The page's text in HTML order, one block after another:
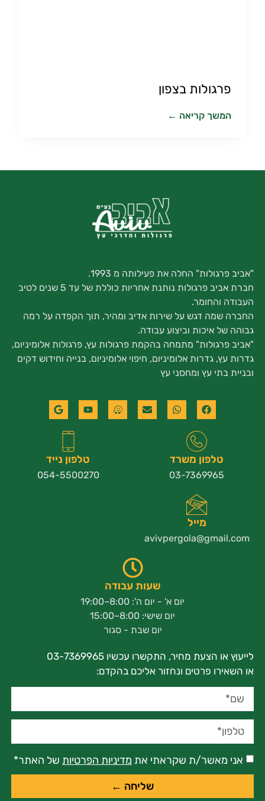
פרגולות בצפון
המשך קריאה ←
"אביב פרגולות" החלה את פעילותה מ 1993.
חברת אביב פרגולות נותנת אחריות כוללת של עד 5 שנים לטיב
העבודה והחומר.
החברה שמה דגש על שירות אדיב ומהיר, תוך הקפדה על רמה
גבוהה של איכות וביצוע עבודה.
"אביב פרגולות" מתמחה בהקמת פרגולות עץ, פרגולות אלומיניום,
גדרות עץ, גדרות אלומיניום, חיפוי אלומיניום, בנייה וחידוש דקים
ובניית בתי עץ ומחסני עץ
טלפון משרד
03-7369965
טלפון נייד
054-5500270
מייל
avivpergola@gmail.com
שעות עבודה
יום א' - יום ה': 8:00–19:00
יום שישי: 8:00–15:00
יום שבת - סגור
לייעוץ או הצעת מחיר, התקשרו עכשיו 03-7369965
או השאירו פרטים ונחזור אליכם בהקדם:
אני מאשר/ת שקראתי את מדיניות הפרטיות של האתר*
שליחה ←